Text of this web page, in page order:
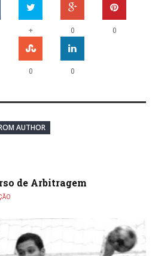
+ 0 0
0 0
AUTHOR
de Arbitragem